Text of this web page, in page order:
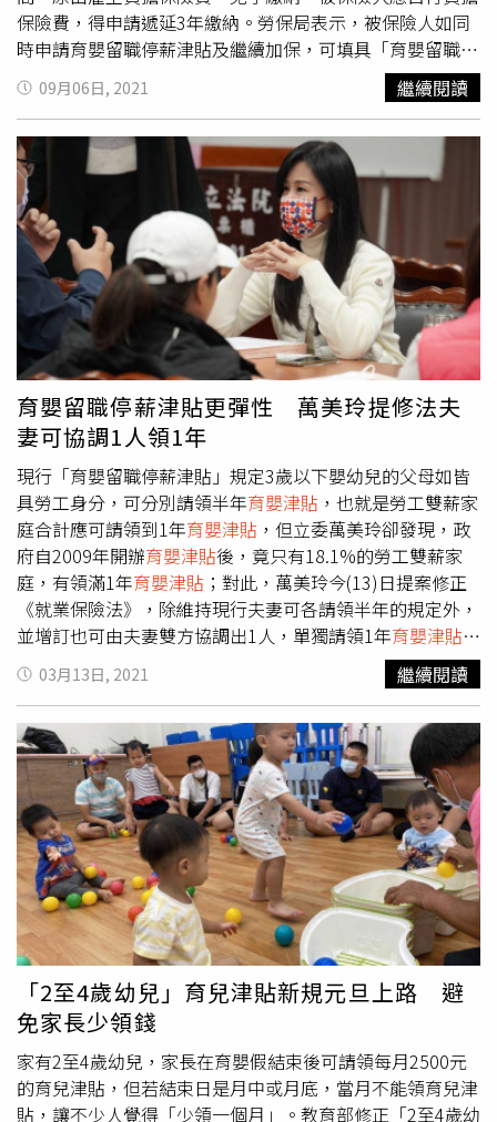
是這些項目没有一項是新計劃，明年度仍可依預算法繼續執
行，況且本會期還沒有結束，只要本會期結束前完成預算三
讀就不會有任何影響，公督盟是不懂，還是裝不懂？公督盟
既不公正、也沒好好監督政府，根本是「綠民監督國民黨」
聯盟！黨團怒嗆，公督盟只能代表你自己，無法代表全民！
國民黨團同時重話痛批出席公督盟質疑國民黨記者會的民眾
黨團總召邱臣遠、時代力量立委王婉瑜，批評他們出席公督
盟記者會，與公督盟一起抺黑國民黨，難道忘了自己也是在
野黨委員嗎？忘了要監督的是「無法無天」的蔡英文政府、
蘇貞昌內閣嗎？這些不就是在野黨的責任嗎？國民黨立院黨
團痛批，行政院動用公部門資源宣傳公投四個不同意，蘇揆
就是國庫小偷（圖’／國民黨立院黨團提供）
保險費，得申請遞延3年繳納。勞保局表示，被保險人如同
時申請育嬰留職停薪津貼及繼續加保，可填具「育嬰留職停
薪津貼申請書、給付收據及繼續投保申請書」於「育嬰留職
停薪期間繼續投保」欄位，勾選「同意繼續投保」；如未申
請育嬰津貼，僅申報繼續加保，應填寫「勞工保險被保險人
育嬰留職停薪繼續投保申請書」，於被保險人留職停薪當時
掛號郵寄勞保局登錄。勞保局提及，被保險人繼續加保效力
自留職停薪起始當日起算，至留職停薪之訖日為止。；育嬰
留職停薪繼續加保期間至該子女滿3歲止，但合計不得逾2
年，被保險人僅得繼續參加勞保普通事故保險、符合就業保
險法加保規定者，同時繼續參加就業保險，不包括職業災害
保險。勞保局表示，如被保險人於育嬰留職停薪期間不得調
整投保薪資，但被保險人投保薪資不得低於投保薪資分級表
第1級（基本工資）規定，投保薪資分級表第1級有修正時，
由勞保局逕予調整。勞保局提醒，當被保險人育嬰留職停薪
續保期限屆滿翌日起，勞保局將逕予恢復其一般在職被保險
人身分，並同時計收投保單位應負擔保險費，被保險人如提
前復職，請填具「勞工保險被保險人退伍、復職通知書」寄
送勞保局登錄。如被保險人如於育嬰留職停薪期間終止勞動
契約，或留職停薪期限屆滿未復職，應填具退保申報表寄送
勞保局辦理退保，如果投保單位如歇業、解散或其他原因結
束營業，應將所屬被保險人及育嬰留職停薪繼續加保被保險
人一併申報退保，以免繼續計收保費。
09月06日, 2021 繼續閱讀
育嬰留職停薪津貼更彈性 萬美玲提修法夫
妻可協調1人領1年
現行「育嬰留職停薪津貼」規定3歲以下嬰幼兒的父母如皆
具勞工身分，可分別請領半年育嬰津貼 ，也就是勞工雙薪家
庭合計應可請領到1年育嬰津貼 ，但立委萬美玲卻發現，政
府自2009年開辦育嬰津貼後，竟只有18.1%的勞工雙薪家
庭，有領滿1年育嬰津貼 ；對此，萬美玲今(13)日提案修正
《就業保險法》，除維持現行夫妻可各請領半年的規定外，
並增訂也可由夫妻雙方協調出1人，單獨請領1年育嬰津貼。
萬美玲指出，根據勞保局統計，2009年至2020年底，父母
雙方皆為勞工，且為照顧同一子女，都有請領
育嬰津貼的案
例，僅有13萬6476例，而由父或母單一方請領的案例卻高
達61萬6958例。她說，現行育嬰津貼強制規定，夫妻只能
分開各請領半年津貼，並無法有效落實政府要讓雙薪家庭合
計可請領1年育嬰津貼的美意。萬美玲說，當初政府開辦育
嬰津貼，規定夫妻雙方必須分開請領半年的津貼，其政策目
標是要讓男性肩負起照顧小孩的責任，但根據勞保局資料顯
示，2009年至2020年底，男性請領育嬰津貼的比例平均僅
有17%。她認為，政府原本希望男性能肩負起照顧小孩的目
標不僅沒達到，更因強制規定夫妻必須分開請領，反而使勞
工雙薪家庭原可領1年津貼的美意打對折。萬美玲強調，我
國正面臨少子化的國安危機，政策不該過於理想及僵化，再
加上我國家庭型態多以雙薪家庭為主，如果育嬰津貼
可以更
有彈性，相信能對雙薪家庭生育照顧子女上，可以有更大的
幫助。萬美玲表示，今日提案修正《就業保險法》第19條之
2，除維持現行夫妻各請領半年的規定外，也增訂可由夫妻
雙方自行協調出1人，單獨請領1年的「育嬰留職停薪津
03月13日, 2021 繼續閱讀
「2至4歲幼兒」育兒津貼新規元旦上路 避
免家長少領錢
家有2至4歲幼兒，家長在育嬰假結束後可請領每月2500元
的育兒津貼，但若結束日是月中或月底，當月不能領育兒津
貼，讓不少人覺得「少領一個月」。教育部修正「2至4歲幼